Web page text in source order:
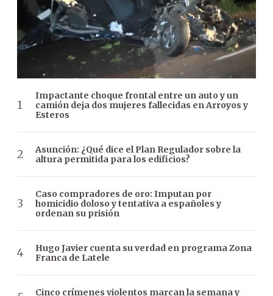
Impactante choque frontal entre un auto y un
camión deja dos mujeres fallecidas en Arroyos y
Esteros
Asunción: ¿Qué dice el Plan Regulador sobre la
altura permitida para los edificios?
Caso compradores de oro: Imputan por
homicidio doloso y tentativa a españoles y
ordenan su prisión
Hugo Javier cuenta su verdad en programa Zona
Franca de Latele
Cinco crímenes violentos marcan la semana y